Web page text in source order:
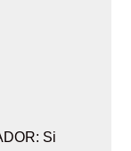
Si